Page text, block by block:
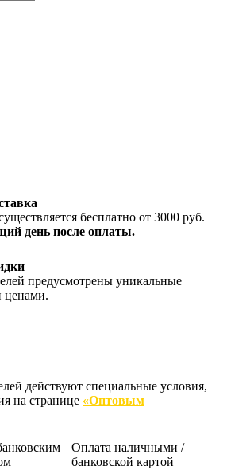
бесплатно от 3000 руб.
день после оплаты.
предусмотрены уникальные
ценами.
действуют специальные условия,
на странице «Оптовым
Оплата наличными /
банковской картой